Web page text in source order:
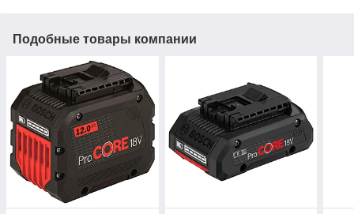
Подобные товары компании